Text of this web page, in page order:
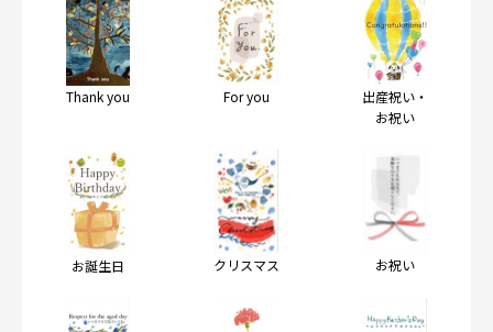
Thank you For you
出産祝い・
お祝い
お誕生日 クリスマス お祝い